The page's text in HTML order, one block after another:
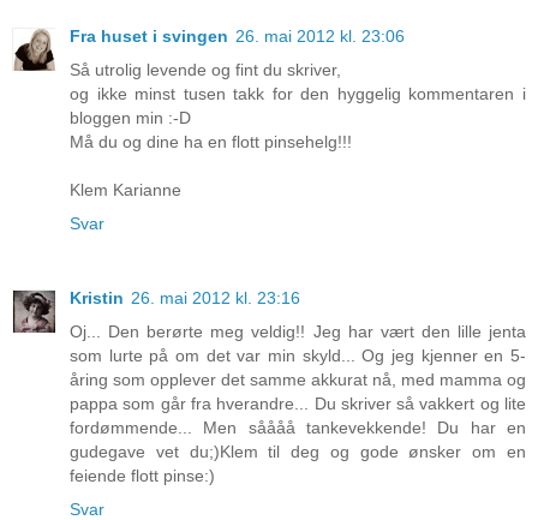
Fra huset i svingen 26. mai 2012 kl. 23:06
Så utrolig levende og fint du skriver,
og ikke minst tusen takk for den hyggelig kommentaren i
bloggen min :-D
Må du og dine ha en flott pinsehelg!!!
Klem Karianne
Svar
Kristin 26. mai 2012 kl. 23:16
Oj... Den berørte meg veldig!! Jeg har vært den lille jenta
som lurte på om det var min skyld... Og jeg kjenner en 5-
åring som opplever det samme akkurat nå, med mamma og
pappa som går fra hverandre... Du skriver så vakkert og lite
fordømmende... Men såååå tankevekkende! Du har en
gudegave vet du;)Klem til deg og gode ønsker om en
feiende flott pinse:)
Svar